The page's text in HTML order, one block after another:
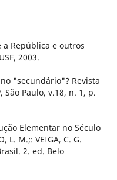
a República e outros
2003.
"secundário"? Revista
São Paulo, v.18, n. 1, p.
Elementar no Século
L. M.;: VEIGA, C. G.
2. ed. Belo